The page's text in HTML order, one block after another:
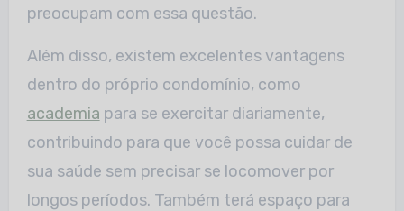
preocupam com essa questão.
Além disso, existem excelentes vantagens
dentro do próprio condomínio, como
academia para se exercitar diariamente,
contribuindo para que você possa cuidar de
sua saúde sem precisar se locomover por
longos períodos. Também terá espaço para